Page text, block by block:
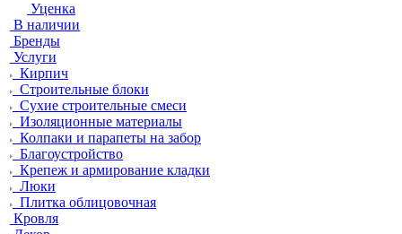
Уценка
В наличии
Бренды
Услуги
Кирпич
Строительные блоки
Сухие строительные смеси
Изоляционные материалы
Колпаки и парапеты на забор
Благоустройство
Крепеж и армирование кладки
Люки
Плитка облицовочная
Кровля